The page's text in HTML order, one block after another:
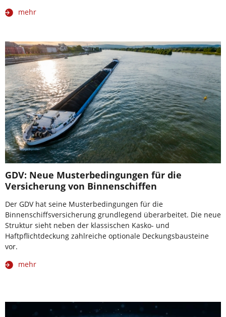
mehr
GDV: Neue Musterbedingungen für die
Versicherung von Binnenschiffen
Der GDV hat seine Musterbedingungen für die
Binnenschiffsversicherung grundlegend überarbeitet. Die neue
Struktur sieht neben der klassischen Kasko- und
Haftpflichtdeckung zahlreiche optionale Deckungsbausteine
vor.
mehr